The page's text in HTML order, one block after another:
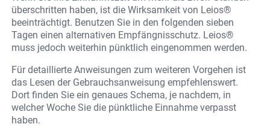
überschritten haben, ist die Wirksamkeit von Leios®
beeinträchtigt. Benutzen Sie in den folgenden sieben
Tagen einen alternativen Empfängnisschutz. Leios®
muss jedoch weiterhin pünktlich eingenommen werden.
Für detaillierte Anweisungen zum weiteren Vorgehen ist
das Lesen der Gebrauchsanweisung empfehlenswert.
Dort finden Sie ein genaues Schema, je nachdem, in
welcher Woche Sie die pünktliche Einnahme verpasst
haben.